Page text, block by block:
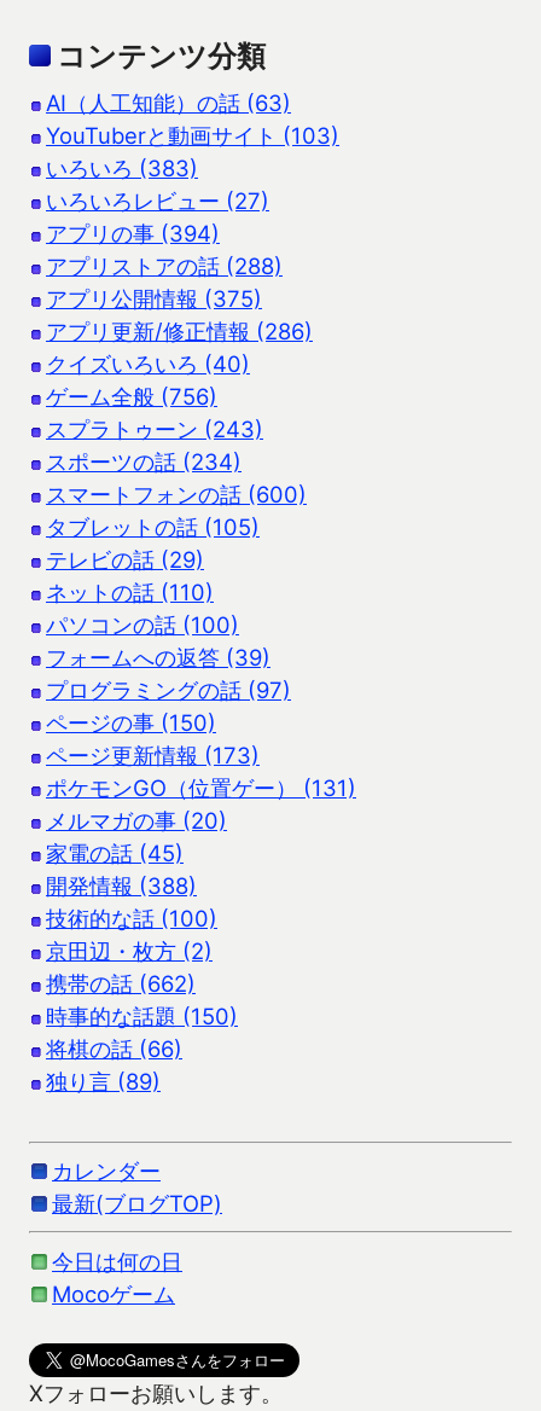
コンテンツ分類
AI（人工知能）の話 (63)
YouTuberと動画サイト (103)
いろいろ (383)
いろいろレビュー (27)
アプリの事 (394)
アプリストアの話 (288)
アプリ公開情報 (375)
アプリ更新/修正情報 (286)
クイズいろいろ (40)
ゲーム全般 (756)
スプラトゥーン (243)
スポーツの話 (234)
スマートフォンの話 (600)
タブレットの話 (105)
テレビの話 (29)
ネットの話 (110)
パソコンの話 (100)
フォームへの返答 (39)
プログラミングの話 (97)
ページの事 (150)
ページ更新情報 (173)
ポケモンGO（位置ゲー） (131)
メルマガの事 (20)
家電の話 (45)
開発情報 (388)
技術的な話 (100)
京田辺・枚方 (2)
携帯の話 (662)
時事的な話題 (150)
将棋の話 (66)
独り言 (89)
カレンダー
最新(ブログTOP)
今日は何の日
Mocoゲーム
Xフォローお願いします。